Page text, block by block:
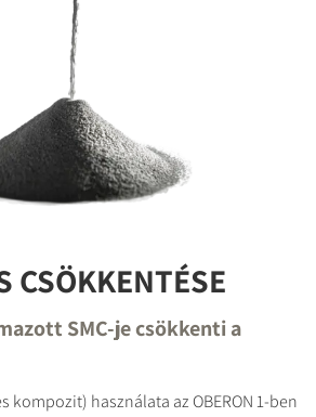
CSÖKKENTÉSE
SMC-je csökkenti a
kompozit) használata az OBERON 1-ben